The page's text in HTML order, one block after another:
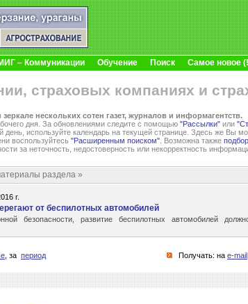
– Коммуникации Обучение Поиск Самое новое
страховых компаниях и
нескольких сотен газет, журналов и информагентств.
дня. За обновлениями следите с помощью "Рассылки" или
используйте календарь на текущей странице. Здесь же Вы
воспользуйтесь "Расширенным поиском". Возможна также
за неточность, недостоверность или некорректность
раздела »
г.
от беспилотных автомобилей
безопасности, развитие беспилотных автомобилей
, за период Получать: на e-mail